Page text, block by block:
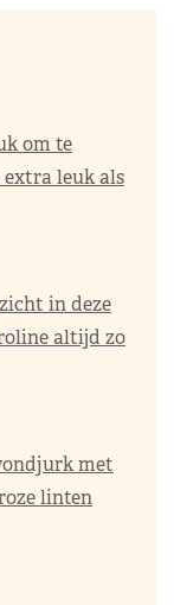
om te
leuk als
in deze
altijd zo
met
linten